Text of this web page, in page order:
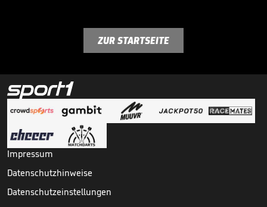
ZUR STARTSEITE
Impressum
Datenschutzhinweise
Datenschutzeinstellungen